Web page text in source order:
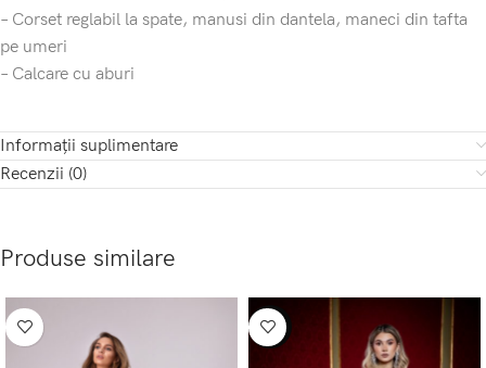
– Corset reglabil la spate, manusi din dantela, maneci din tafta
pe umeri
– Calcare cu aburi
Informații suplimentare
Recenzii (0)
Produse similare
-50%